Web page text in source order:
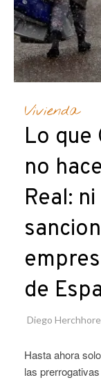
Vivienda
Lo que
no
Real:
de
Diego
Hasta ahora
las